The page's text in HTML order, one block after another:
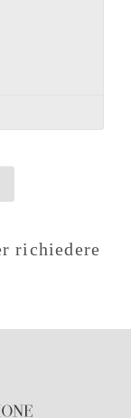
richiedere